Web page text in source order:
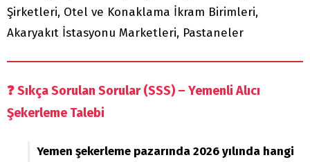
Şirketleri, Otel ve Konaklama İkram Birimleri,
Akaryakıt İstasyonu Marketleri, Pastaneler
❓Sıkça Sorulan Sorular (SSS) – Yemenli Alıcı
Şekerleme Talebi
Yemen şekerleme pazarında 2026 yılında hangi